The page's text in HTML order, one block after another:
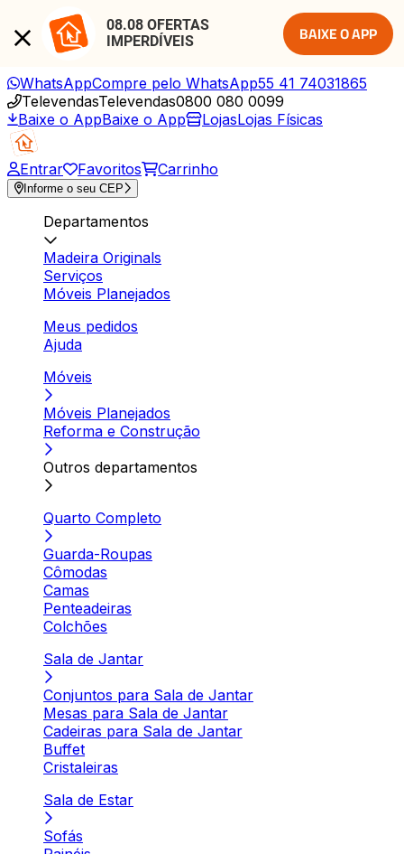
08.08 OFERTAS
IMPERDÍVEIS
BAIXE O APP
WhatsAppCompre pelo WhatsApp55 41 74031865
TelevendasTelevendas0800 080 0099
Baixe o AppBaixe o App LojasLojas Físicas
Entrar Favoritos Carrinho
Informe o seu CEP
Departamentos
Madeira Originals
Serviços
Móveis Planejados
Meus pedidos
Ajuda
Móveis
Móveis Planejados
Reforma e Construção
Outros departamentos
Quarto Completo
Guarda-Roupas
Cômodas
Camas
Penteadeiras
Colchões
Sala de Jantar
Conjuntos para Sala de Jantar
Mesas para Sala de Jantar
Cadeiras para Sala de Jantar
Buffet
Cristaleiras
Sala de Estar
Sofás